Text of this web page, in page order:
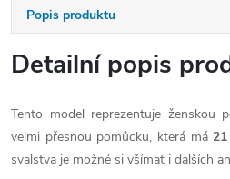
Popis produktu
Detailní popis
Tento model reprezentuje ženskou
velmi přesnou pomůcku, která má
svalstva je možné si všímat i dalších